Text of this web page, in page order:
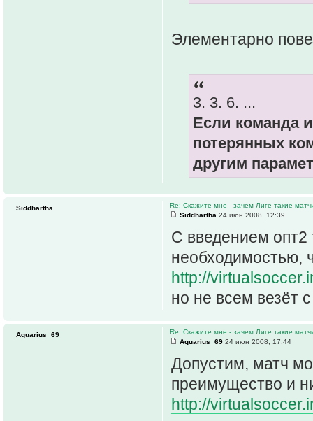
Элементарно
3. 3. 6. ...
Если команда
потерянных
другим
Re: Скажите мне - зачем Лиге такие
Siddhartha 24 июн 2008, 12:39
C введением
необходимостью,
http://
но не всем везёт
Siddhartha
Re: Скажите мне - зачем Лиге такие
Aquarius_69 24 июн 2008, 17:44
Допустим, матч
преимущество и
http://
Aquarius_69